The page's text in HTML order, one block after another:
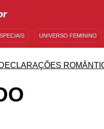
UNIVERSO FEMININO
DECLARAÇÕES